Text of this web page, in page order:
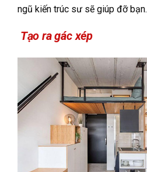
ngũ kiến trúc sư sẽ giúp đỡ bạn.
Tạo ra gác xép